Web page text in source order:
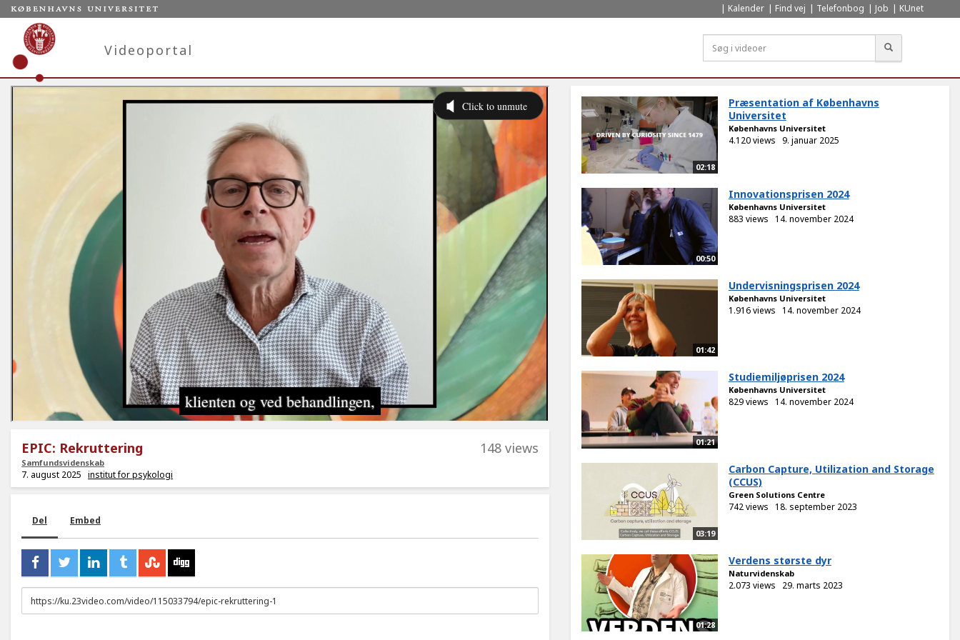
Kalender Find vej Telefonbog Job KUnet
Videoportal
EPIC: Rekruttering
Samfundsvidenskab
148 views
7. august 2025 institut for psykologi
Del Embed
URL
to
02:18
Præsentation af Københavns
Universitet
Københavns Universitet
4.120 views 9. januar 2025
00:50
Innovationsprisen 2024
Københavns Universitet
883 views 14. november 2024
01:42
Undervisningsprisen 2024
Københavns Universitet
1.916 views 14. november 2024
01:21
Studiemiljøprisen 2024
Københavns Universitet
829 views 14. november 2024
03:19
Carbon Capture, Utilization and Storage
(CCUS)
Green Solutions Centre
742 views 18. september 2023
01:28
Verdens største dyr
Naturvidenskab
2.073 views 29. marts 2023